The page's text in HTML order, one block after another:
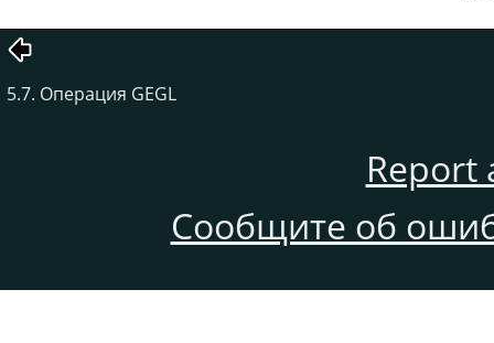
5.7. Операция GEGL
Report
Сообщите об